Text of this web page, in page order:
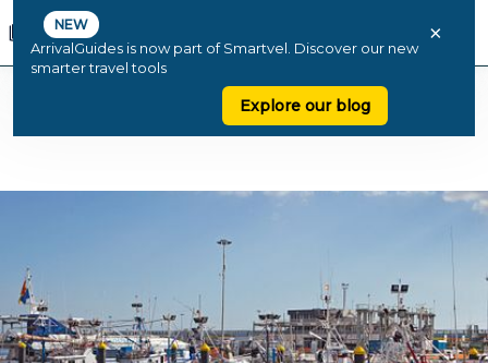
NEW
ArrivalGuides is now part of Smartvel. Discover our new
smarter travel tools
Explore our blog
×